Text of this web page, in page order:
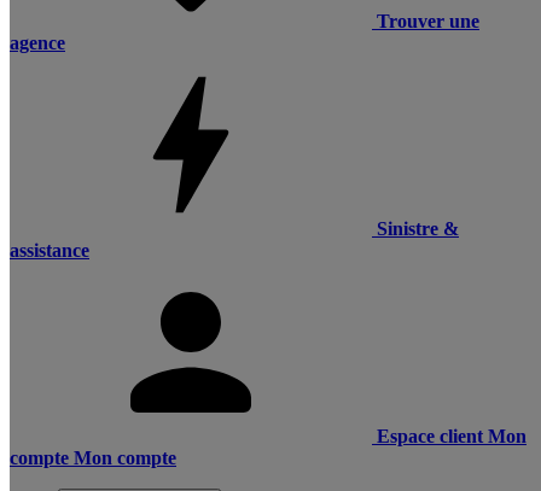
Trouver une
agence
Sinistre &
assistance
Espace client Mon
compte Mon compte